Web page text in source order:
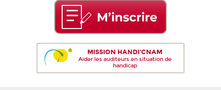
MISSION HANDI'CNAM
Aider les auditeurs en situation de
handicap